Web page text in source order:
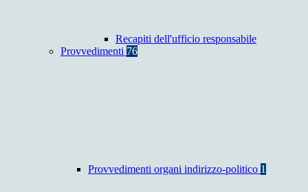
Recapiti dell'ufficio responsabile
Provvedimenti 76
Provvedimenti organi indirizzo-politico 1